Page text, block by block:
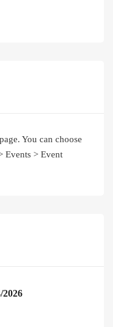
You can choose
Events > Event
2026